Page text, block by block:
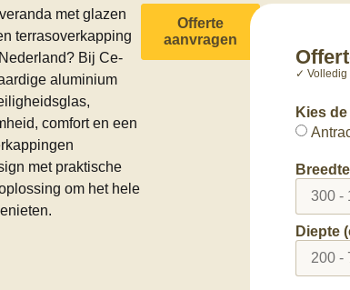
met glazen
terrasoverkapping
Bij Ce-
aluminium
comfort en een
met praktische
om het hele
Offerte
aanvragen
✓ Volledig
Kies
Diepte